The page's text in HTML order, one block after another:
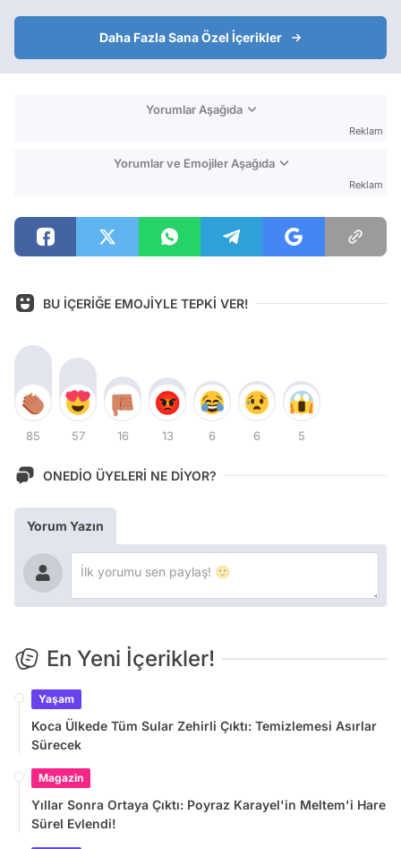
Daha Fazla Sana Özel İçerikler
Yorumlar Aşağıda
Reklam
Yorumlar ve Emojiler Aşağıda
Reklam
BU İÇERİĞE EMOJİYLE TEPKİ VER!
85 57 16 13 6 6 5
ONEDİO ÜYELERİ NE DİYOR?
Yorum Yazın
En Yeni İçerikler!
Yaşam
Koca Ülkede Tüm Sular Zehirli Çıktı: Temizlemesi Asırlar
Sürecek
Magazin
Yıllar Sonra Ortaya Çıktı: Poyraz Karayel'in Meltem'i Hare
Sürel Evlendi!